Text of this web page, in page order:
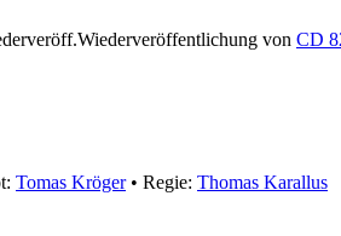
Wiederveröffentlichung von CD
Tomas Kröger• Regie: Thomas Karallus